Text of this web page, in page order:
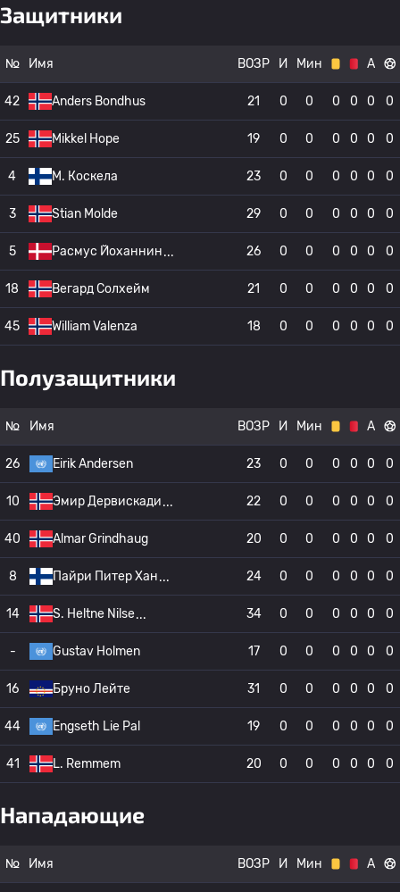
Защитники
№ Имя ВОЗР И Мин А
42 Anders Bondhus 21 0 0 0 0 0 0
25 Mikkel Hope 19 0 0 0 0 0 0
4 М. Коскела 23 0 0 0 0 0 0
3 Stian Molde 29 0 0 0 0 0 0
5 Расмус Йоханнин 26 0 0 0 0 0 0
18 Вегард Солхейм 21 0 0 0 0 0 0
45 William Valenza 18 0 0 0 0 0 0
Полузащитники
№ Имя ВОЗР И Мин А
26 Eirik Andersen 23 0 0 0 0 0 0
10 Эмир Дервискади 22 0 0 0 0 0 0
40 Almar Grindhaug 20 0 0 0 0 0 0
8 Пайри Питер Хан 24 0 0 0 0 0 0
14 S. Heltne Nilse 34 0 0 0 0 0 0
- Gustav Holmen 17 0 0 0 0 0 0
16 Бруно Лейте 31 0 0 0 0 0 0
44 Engseth Lie Pal 19 0 0 0 0 0 0
41 L. Remmem 20 0 0 0 0 0 0
Нападающие
№ Имя ВОЗР И Мин А